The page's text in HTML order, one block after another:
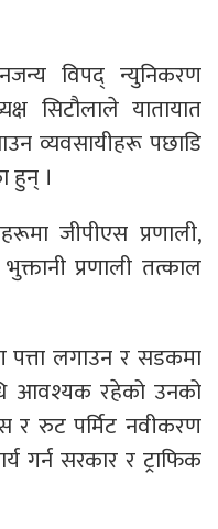
विपद् न्युनिकरण
सिटौलाले यातायात
व्यवसायीहरू पछाडि
हुन् ।
जीपीएस प्रणाली,
प्रणाली तत्काल
पत्ता लगाउन र सडकमा
आवश्यक रहेको उनको
र रुट पर्मिट नवीकरण
गर्न सरकार र ट्राफिक